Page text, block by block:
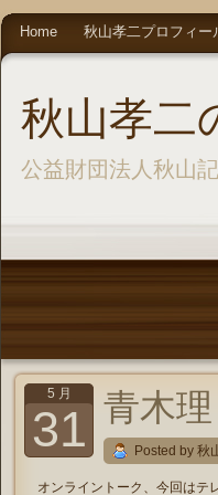
秋山孝二
公益財団法人秋山
Home 秋山孝二プロフィー
5 月
31 青木
Posted by 秋
オンライントーク、今回はテ